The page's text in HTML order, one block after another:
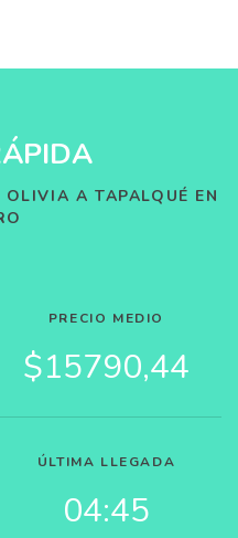
A TAPALQUÉ EN
PRECIO MEDIO
$15790,44
ÚLTIMA LLEGADA
04:45